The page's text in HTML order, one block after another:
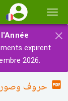
la×
expirent
2026.
حروف وصور